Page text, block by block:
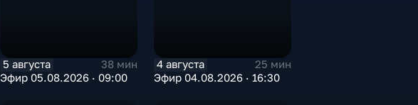
5 августа
38 мин
Эфир 05.08.2026 · 09:00
4 августа
25 мин
Эфир 04.08.2026 · 16:30